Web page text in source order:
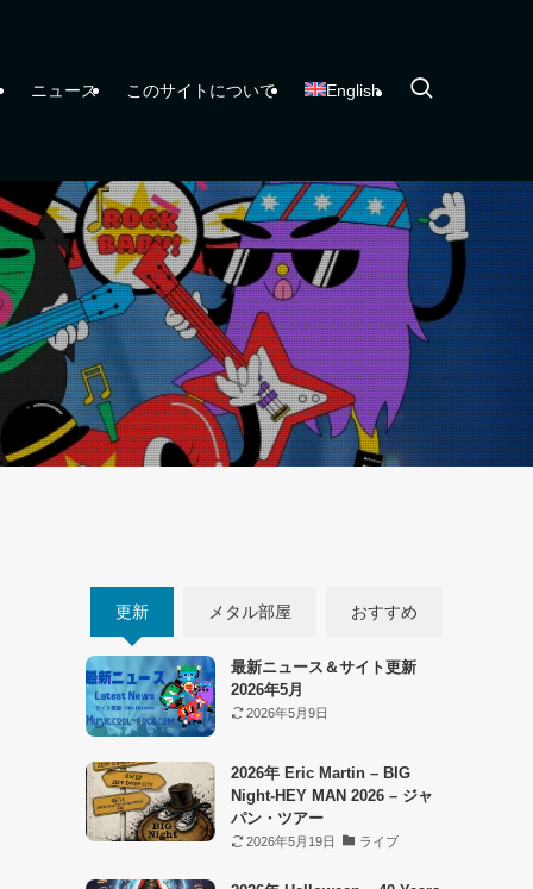
ニュース このサイトについて English
更新 メタル部屋 おすすめ
最新ニュース＆サイト更新
2026年5月
2026年5月9日
2026年 Eric Martin – BIG
Night-HEY MAN 2026 – ジャ
パン・ツアー
2026年5月19日 ライブ